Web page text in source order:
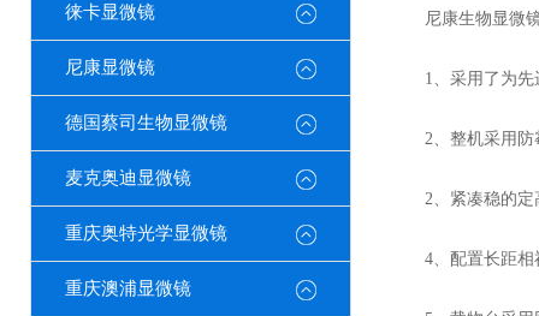
徕卡显微镜
尼康显微镜
德国蔡司生物显微镜
麦克奥迪显微镜
重庆奥特光学显微镜
重庆澳浦显微镜
尼康生物显微镜
1、采用了为先
2、整机采用防
2、紧凑稳的定
4、配置长距相